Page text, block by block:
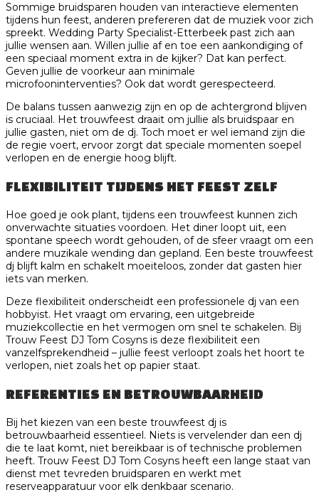
Sommige bruidsparen houden van interactieve elementen
tijdens hun feest, anderen prefereren dat de muziek voor zich
spreekt. Wedding Party Specialist-Etterbeek past zich aan
jullie wensen aan. Willen jullie af en toe een aankondiging of
een speciaal moment extra in de kijker? Dat kan perfect.
Geven jullie de voorkeur aan minimale
microfooninterventies? Ook dat wordt gerespecteerd.
De balans tussen aanwezig zijn en op de achtergrond blijven
is cruciaal. Het trouwfeest draait om jullie als bruidspaar en
jullie gasten, niet om de dj. Toch moet er wel iemand zijn die
de regie voert, ervoor zorgt dat speciale momenten soepel
verlopen en de energie hoog blijft.
FLEXIBILITEIT TIJDENS HET FEEST ZELF
Hoe goed je ook plant, tijdens een trouwfeest kunnen zich
onverwachte situaties voordoen. Het diner loopt uit, een
spontane speech wordt gehouden, of de sfeer vraagt om een
andere muzikale wending dan gepland. Een beste trouwfeest
dj blijft kalm en schakelt moeiteloos, zonder dat gasten hier
iets van merken.
Deze flexibiliteit onderscheidt een professionele dj van een
hobbyist. Het vraagt om ervaring, een uitgebreide
muziekcollectie en het vermogen om snel te schakelen. Bij
Trouw Feest DJ Tom Cosyns is deze flexibiliteit een
vanzelfsprekendheid – jullie feest verloopt zoals het hoort te
verlopen, niet zoals het op papier staat.
REFERENTIES EN BETROUWBAARHEID
Bij het kiezen van een beste trouwfeest dj is
betrouwbaarheid essentieel. Niets is vervelender dan een dj
die te laat komt, niet bereikbaar is of technische problemen
heeft. Trouw Feest DJ Tom Cosyns heeft een lange staat van
dienst met tevreden bruidsparen en werkt met
reserveapparatuur voor elk denkbaar scenario.